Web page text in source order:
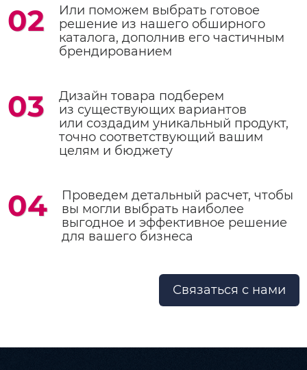
02
Или поможем выбрать готовое
решение из нашего обширного
каталога, дополнив его частичным
брендированием
03
Дизайн товара подберем
из существующих вариантов
или создадим уникальный продукт,
точно соответствующий вашим
целям и бюджету
04
Проведем детальный расчет, чтобы
вы могли выбрать наиболее
выгодное и эффективное решение
для вашего бизнеса
Связаться с нами